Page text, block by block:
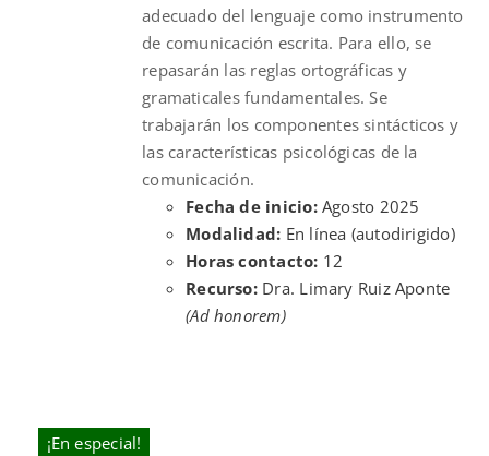
adecuado del lenguaje como instrumento
de comunicación escrita. Para ello, se
repasarán las reglas ortográficas y
gramaticales fundamentales. Se
trabajarán los componentes sintácticos y
las características psicológicas de la
comunicación.
Fecha de inicio:Agosto 2025
Modalidad: En línea (autodirigido)
Horas contacto: 12
Recurso:Dra. Limary Ruiz Aponte
(Ad honorem)
¡En especial!